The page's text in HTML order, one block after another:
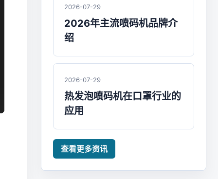
2026-07-29
2026年主流喷码机品牌介
绍
2026-07-29
热发泡喷码机在口罩行业的
应用
查看更多资讯